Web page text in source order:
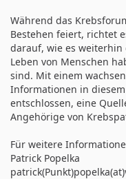
Während das
Bestehen feiert, richtet
darauf, wie es weiterhin
Leben von Menschen
sind. Mit einem
Informationen in
entschlossen, eine
Angehörige von
Für weitere
Patrick Popelka